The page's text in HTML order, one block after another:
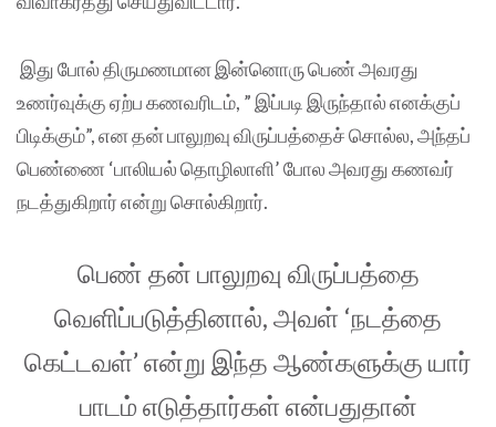
இது போல் திருமணமான இன்னொரு பெண் அவரது
உணர்வுக்கு ஏற்ப கணவரிடம், ” இப்படி இருந்தால் எனக்குப்
பிடிக்கும்”, என தன் பாலுறவு விருப்பத்தைச் சொல்ல, அந்தப்
பெண்ணை ‘பாலியல் தொழிலாளி’ போல அவரது கணவர்
நடத்துகிறார் என்று சொல்கிறார்.
பெண் தன் பாலுறவு விருப்பத்தை
வெளிப்படுத்தினால், அவள் ‘நடத்தை
கெட்டவள்’ என்று இந்த ஆண்களுக்கு யார்
பாடம் எடுத்தார்கள் என்பதுதான்